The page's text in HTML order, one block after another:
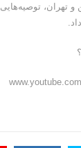
تهران، توصیه‌هایی